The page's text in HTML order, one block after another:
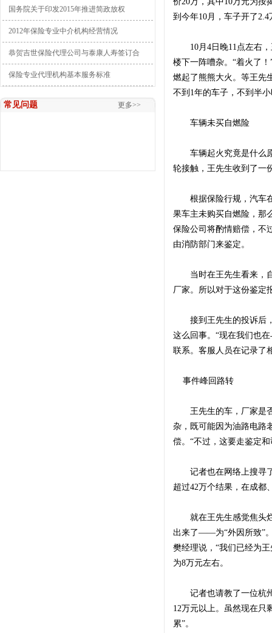
国务院关于印发2015年推进简政放权
2012年保险专业中介机构经营情况
恭贺吉世保险代理公司与泰康人寿签订合
保险专业代理机构基本服务标准
常见问题 更多>>
到今年10月，车子开了
10月4日晚11点左右，
楼下一阵嘈杂。“着火了
燃起了熊熊大火。等王先
不到1年的车子，不到半
车辆未买自燃险
车辆起火究竟是什么原
轮接触，王先生收到了一
根据保险行规，汽车在
果车主未购买自燃险，那
保险公司将酌情赔偿，不
由消防部门来鉴定。
当时在王先生看来，自
厂家。所以对于这份鉴定
接到王先生的投诉后，
这么回事。“现在我们也
联系。客服人员在记录了
事件峰回路转
王先生的车，厂家是否
杂，既可能因为油路电路
偿。“不过，这要走鉴定和
记者也在网络上搜寻了
超过42万个结果，在成都
就在王先生感觉焦头烂
出来了——为“外因所致”
樊经理说，“我们已经为
为8万元左右。
记者也请教了一位杭州
12万元以上。虽然现在只
累”。